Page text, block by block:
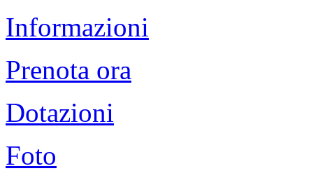
Informazioni
Prenota ora
Dotazioni
Foto